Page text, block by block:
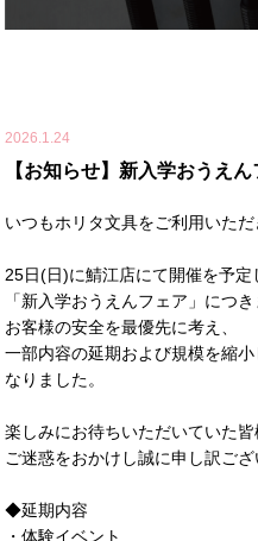
2026.1.24
【お知らせ】新入学おうえ
いつもホリタ文具をご利用いた
25日(日)に鯖江店にて開催を予定
「新入学おうえんフェア」につ
お客様の安全を最優先に考え、
一部内容の延期および規模を縮
なりました。
楽しみにお待ちいただいていた皆
ご迷惑をおかけし誠に申し訳ござ
◆延期内容
・体験イベント